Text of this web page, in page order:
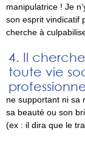
manipulatrice ! Je
son esprit vindicatif
cherche à
Il
toute vie
ne supportant ni sa
sa beauté ou son
(ex : il dira que le